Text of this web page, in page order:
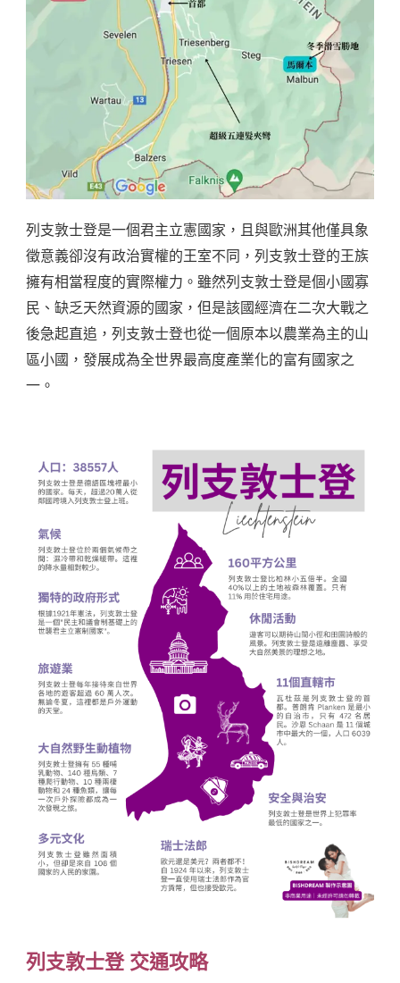
列支敦士登是一個君主立憲國家，且與歐洲其他僅具象
徵意義卻沒有政治實權的王室不同，列支敦士登的王族
擁有相當程度的實際權力。雖然列支敦士登是個小國寡
民、缺乏天然資源的國家，但是該國經濟在二次大戰之
後急起直追，列支敦士登也從一個原本以農業為主的山
區小國，發展成為全世界最高度產業化的富有國家之
一。
列支敦士登 交通攻略